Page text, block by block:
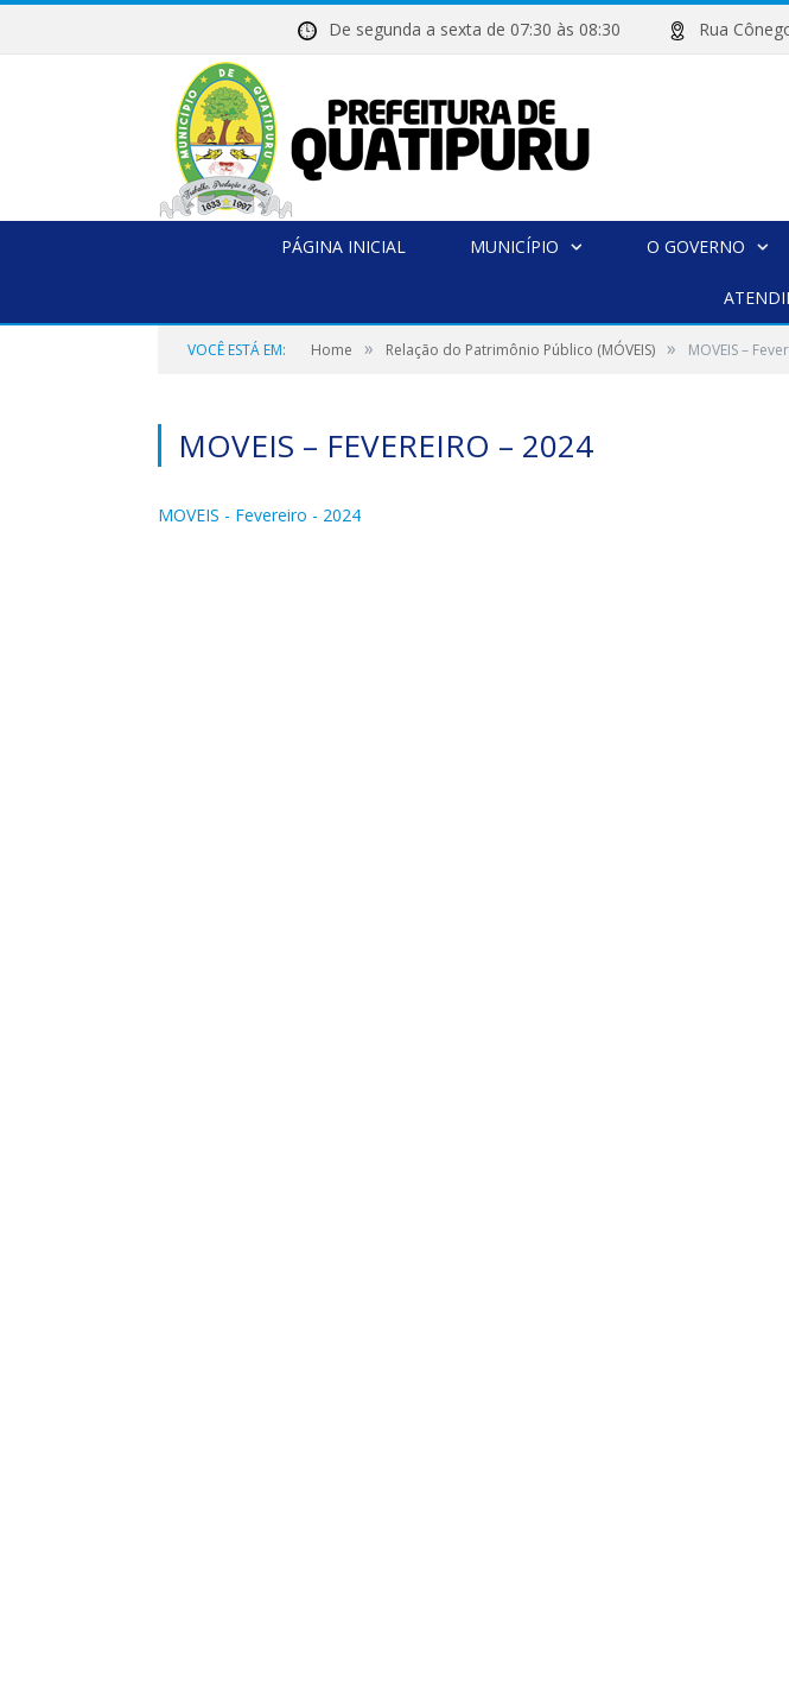
De segunda a sexta de 07:30 às 08:30 Rua
PÁGINA INICIAL MUNICÍPIO O GOVERNO
VOCÊ ESTÁ EM: Home » Relação do Patrimônio Público (MÓVEIS) » MOVEIS –
MOVEIS – FEVEREIRO – 2024
MOVEIS - Fevereiro - 2024